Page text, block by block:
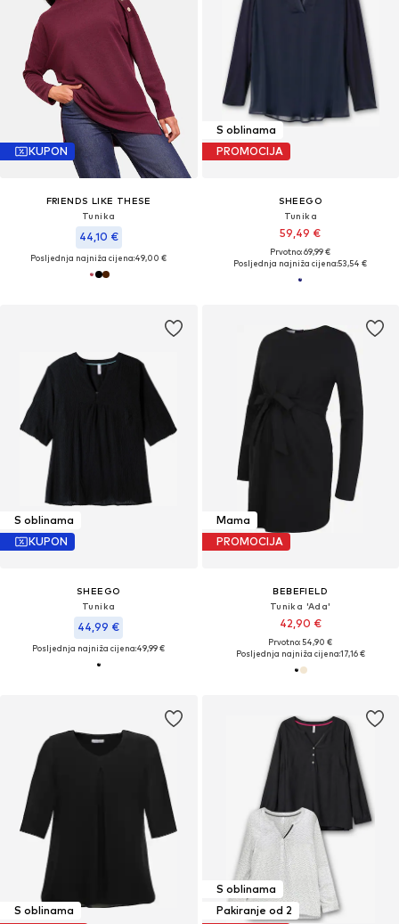
KUPON
FRIENDS LIKE THESE
Tunika
44,10 €
Posljednja najniža cijena:49,00 €
S oblinama
PROMOCIJA
SHEEGO
Tunika
59,49 €
Prvotno: 69,99 €
Posljednja najniža cijena:53,54 €
S oblinama
KUPON
SHEEGO
Tunika
44,99 €
Posljednja najniža cijena:49,99 €
Mama
PROMOCIJA
BEBEFIELD
Tunika 'Ada'
42,90 €
Prvotno: 54,90 €
Posljednja najniža cijena:17,16 €
S oblinama
S oblinama
Pakiranje od 2